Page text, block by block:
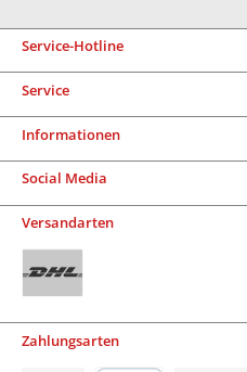
Service-Hotline
Service
Informationen
Social Media
Versandarten
Zahlungsarten